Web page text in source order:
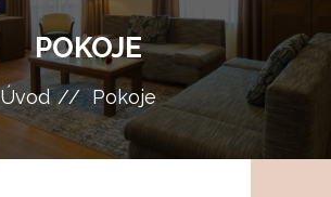
POKOJE
Úvod Pokoje